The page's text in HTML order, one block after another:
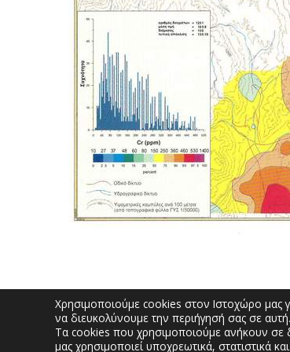
Χρησιμοποιούμε cookies στον Ιστοχώρο μας
να διευκολύνουμε την περιήγησή σας σε αυτή.
Τα cookies που χρησιμοποιούμε ανήκουν σε
μας χρησιμοποιεί υποχρεωτικά, στατιστικά